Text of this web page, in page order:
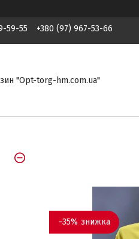
59-55 +380 (97) 967-53-66
"Opt-torg-hm.com.ua"
–35%